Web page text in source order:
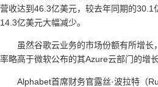
营收达到46.3亿美元，较去年同期的
14.3亿美元大幅减少。
虽然谷歌云业务的市场份额有所增
率略高于微软公布的其Azure云部门的增长
Alphabet首席财务官露丝·波拉特（